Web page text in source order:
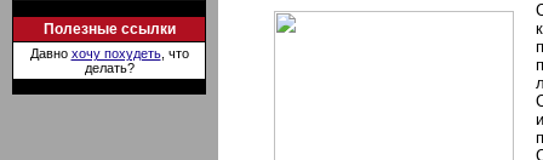
Полезные ссылки
Давно хочу похудеть, что
делать?